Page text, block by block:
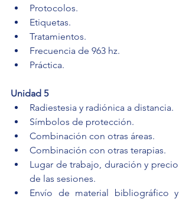
Protocolos.
Etiquetas.
Tratamientos.
Frecuencia de 963 hz.
Práctica.
Unidad 5
Radiestesia y radiónica a distancia.
Símbolos de protección.
Combinación con otras áreas.
Combinación con otras terapias.
Lugar de trabajo, duración y precio
de las sesiones.
Envío de material bibliográfico y